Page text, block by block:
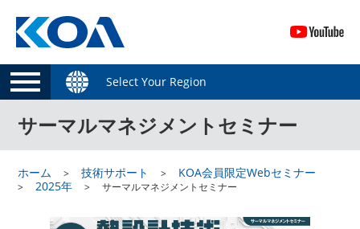
Select Your Region
サーマルマネジメントセミナー
ホーム 技術サポート
KOA会員限定Webセミナー
2025年
サーマルマネジメントセミナー